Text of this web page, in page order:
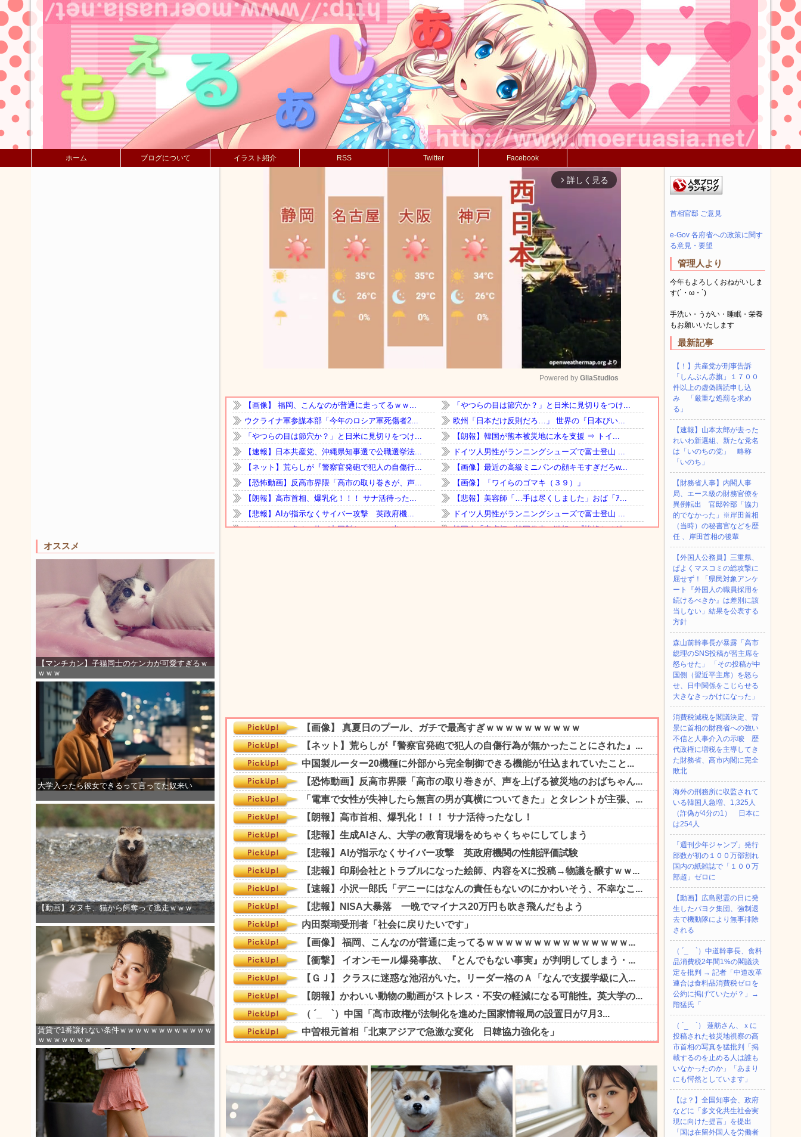
ホーム ブログについて イラスト紹介 RSS Twitter Facebook
オススメ
【マンチカン】子猫同士のケンカが可愛すぎるｗ
ｗｗｗ
大学入ったら彼女できるって言ってた奴来い
【動画】タヌキ、猫から餌奪って逃走ｗｗｗ
賃貸で1番譲れない条件ｗｗｗｗｗｗｗｗｗｗｗｗ
ｗｗｗｗｗｗｗ
arrow_forward_ios 詳しく見る
Mute
Powered by GliaStudios
首相官邸 ご意見
e-Gov 各府省への政策に関す
る意見・要望
管理人より
今年もよろしくおねがいしま
す(´・ω・`)
手洗い・うがい・睡眠・栄養
もお願いいたします
最新記事
【！】共産党が刑事告訴
「しんぶん赤旗」１７００
件以上の虚偽購読申し込
み 「厳重な処罰を求め
る」
【速報】山本太郎が去った
れいわ新選組、新たな党名
は「いのちの党」 略称
「いのち」
【財務省人事】内閣人事
局、エース級の財務官僚を
異例転出 官邸幹部「協力
的でなかった」※岸田首相
（当時）の秘書官などを歴
任 、岸田首相の後輩
【外国人公務員】三重県、
ぱよくマスコミの総攻撃に
屈せず！「県民対象アンケ
ート『外国人の職員採用を
続けるべきか』は差別に該
当しない」結果を公表する
方針
森山前幹事長が暴露「高市
総理のSNS投稿が習主席を
怒らせた」 「その投稿が中
国側（習近平主席）を怒ら
せ、日中関係をこじらせる
大きなきっかけになった」
消費税減税を閣議決定、背
景に首相の財務省への強い
不信と人事介入の示唆 歴
代政権に増税を主導してき
た財務省、高市内閣に完全
敗北
海外の刑務所に収監されて
いる韓国人急増、1,325人
（詐偽が4分の1） 日本に
は254人
「週刊少年ジャンプ」発行
部数が初の１００万部割れ
国内の紙雑誌で「１００万
部超」ゼロに
【動画】広島慰霊の日に発
生したパヨク集団、強制退
去で機動隊により無事排除
される
（ ´_ゝ`）中道幹事長、食料
品消費税2年間1%の閣議決
定を批判 → 記者「中道改革
連合は食料品消費税ゼロを
公約に掲げていたが？」→
階猛氏「
（ ´_ゝ`） 蓮舫さん、ｘに
投稿された被災地視察の高
市首相の写真を猛批判「掲
載するのを止める人は誰も
いなかったのか」「あまり
にも愕然としています」
【は？】全国知事会、政府
などに「多文化共生社会実
現に向けた提言」を提出
「国は在留外国人を労働者